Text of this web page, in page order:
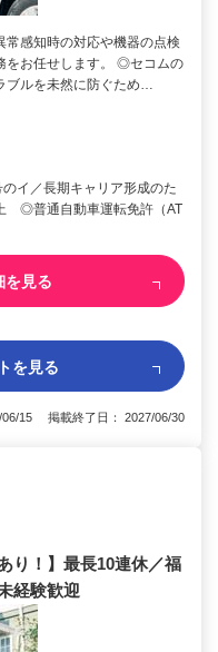
感知時の対応や機器の点検
をお任せします。 ◎セコムの
ブルを未然に防ぐため…
イ／長期キャリア形成のた
◎普通自動車運転免許（AT
を見る
を見る
06/15 掲載終了日： 2027/06/30
り！】最長10連休／福
経験歓迎